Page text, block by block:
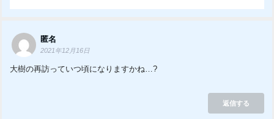
匿名
2021年12月16日
大樹の再訪っていつ頃になりますかね…?
返信する